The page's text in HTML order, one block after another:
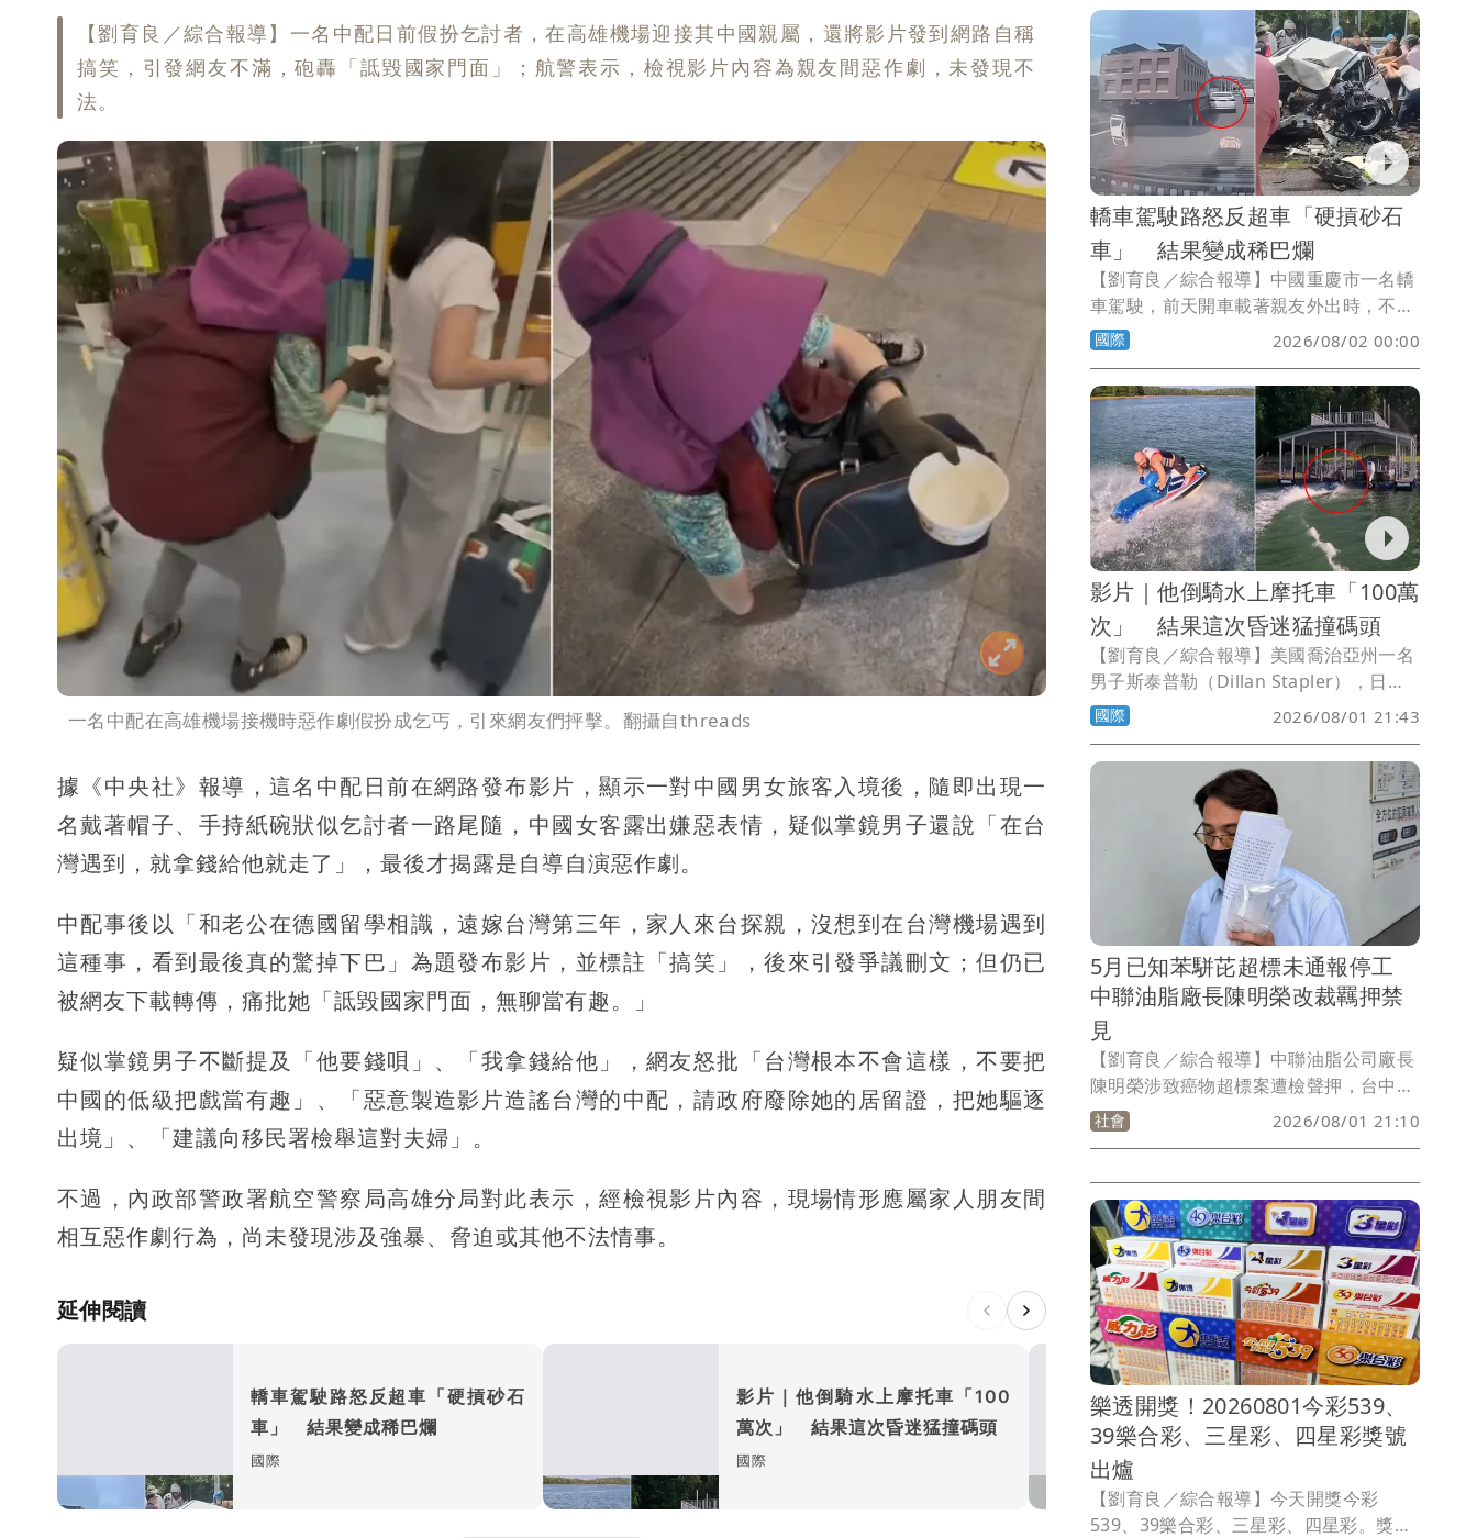
【劉育良／綜合報導】一名中配日前假扮乞討者，在高雄機場迎接其中國親屬，還將影片發到網路自稱
搞笑，引發網友不滿，砲轟「詆毀國家門面」；航警表示，檢視影片內容為親友間惡作劇，未發現不
法。
一名中配在高雄機場接機時惡作劇假扮成乞丐，引來網友們抨擊。翻攝自threads
據《中央社》報導，這名中配日前在網路發布影片，顯示一對中國男女旅客入境後，隨即出現一
名戴著帽子、手持紙碗狀似乞討者一路尾隨，中國女客露出嫌惡表情，疑似掌鏡男子還說「在台
灣遇到，就拿錢給他就走了」，最後才揭露是自導自演惡作劇。
中配事後以「和老公在德國留學相識，遠嫁台灣第三年，家人來台探親，沒想到在台灣機場遇到
這種事，看到最後真的驚掉下巴」為題發布影片，並標註「搞笑」，後來引發爭議刪文；但仍已
被網友下載轉傳，痛批她「詆毀國家門面，無聊當有趣。」
疑似掌鏡男子不斷提及「他要錢唄」、「我拿錢給他」，網友怒批「台灣根本不會這樣，不要把
中國的低級把戲當有趣」、「惡意製造影片造謠台灣的中配，請政府廢除她的居留證，把她驅逐
出境」、「建議向移民署檢舉這對夫婦」。
不過，內政部警政署航空警察局高雄分局對此表示，經檢視影片內容，現場情形應屬家人朋友間
相互惡作劇行為，尚未發現涉及強暴、脅迫或其他不法情事。
延伸閱讀
轎車駕駛路怒反超車「硬摃砂石
車」 結果變成稀巴爛
國際
影片｜他倒騎水上摩托車「100
萬次」 結果這次昏迷猛撞碼頭
國際
5月已知苯駢芘超標未通報
中聯油脂廠長陳明榮改裁羈
轎車駕駛路怒反超車「硬摃砂石
車」 結果變成稀巴爛
【劉育良／綜合報導】中國重慶市一名轎
車駕駛，前天開車載著親友外出時，不滿
一輛砂石車突然切換車道擋路，立即決定
反超回來，結果馬上被砂石車撞得支離破
碎，所幸車上人員都沒有生命危險。
國際 2026/08/02 00:00
影片｜他倒騎水上摩托車「100萬
次」 結果這次昏迷猛撞碼頭
【劉育良／綜合報導】美國喬治亞州一名
男子斯泰普勒（Dillan Stapler），日前
與朋友們一起騎乘水上摩托車時，秀了一
手「倒著騎」的特技，想不到竟然騎到直
接撞向碼頭，所幸朋友即時救援，他雖然
受傷但已無大礙。
國際 2026/08/01 21:43
5月已知苯駢芘超標未通報停工
中聯油脂廠長陳明榮改裁羈押禁
見
【劉育良／綜合報導】中聯油脂公司廠長
陳明榮涉致癌物超標案遭檢聲押，台中地
院認定他今年5月即透過台糖公司得知苯
駢芘超標而未停工，今天改裁收押禁見；
社會 2026/08/01 21:10
樂透開獎！20260801今彩539、
39樂合彩、三星彩、四星彩獎號
出爐
【劉育良／綜合報導】今天開獎今彩
539、39樂合彩、三星彩、四星彩。獎號